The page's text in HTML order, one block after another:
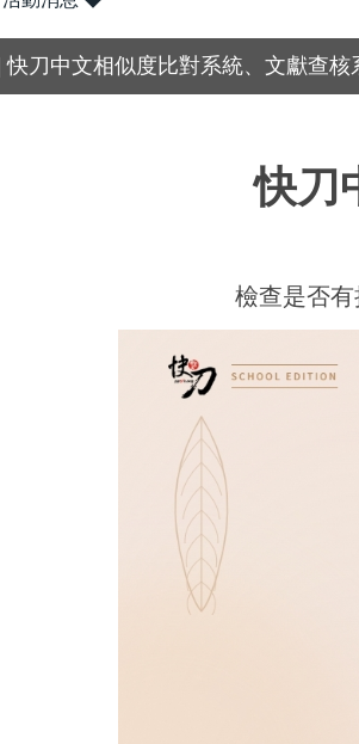
快刀中文相似度比對系統、文獻查核
快刀
檢查是否